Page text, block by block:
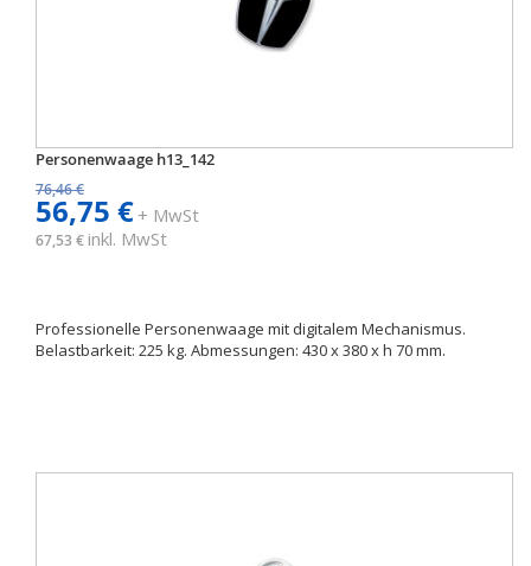
Personenwaage h13_142
76,46 €
56,75 €+ MwSt
67,53 € inkl. MwSt
Professionelle Personenwaage mit digitalem Mechanismus.
Belastbarkeit: 225 kg. Abmessungen: 430 x 380 x h 70 mm.